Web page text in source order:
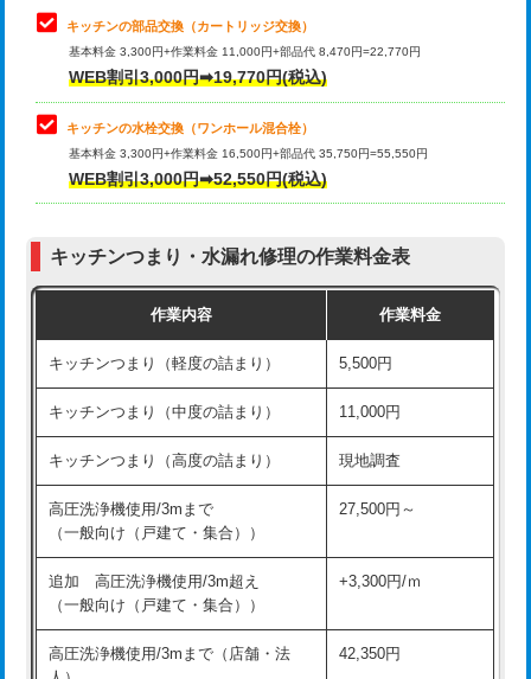
給水管工事※（塩ビ管（VP・HI）使
用/3ｍまで)
給水管工事※（塩ビ管（VP・HI）使
用（追加）/3ｍ超え)
給水管工事※（ライニング鋼管・銅
管・ポリ管・HT管使用/3ｍまで)
44,000円
管・ポリ管・HT管使用/3ｍ超え)
排水管工事（土の掘削・埋め戻し作
11,000円~
排水管工事（排水管工事/3ｍまで） 55,000円
排水管工事（追加 排水管工事/3ｍ超
+11,000円
マス交換（深さ50㎝未満）
マス交換（深さ50㎝以上） 66,000円
コンクリート斫り（厚さ10㎝まで）
理・調整・分解・加工など（中作業）
止水・漏水調査・防水処理・清掃・修
理・調整・分解・加工など（重作業）
33,000円
お風呂タンク脱着
その他部品の脱着
式・ワンホール）)
交換・取付(排水栓・排水トラップ
22,000円+材料費
持込商品取付（単水栓）
持込商品取付（混合水栓） 16,500円
キッチンの部品交換（カートリッジ交換）
基本料金 3,300円+作業料金 11,000円+部品代 8,470円=22,770円
WEB割引3,000円➡19,770円(税込)
キッチンの水栓交換（ワンホール混合栓）
基本料金 3,300円+作業料金 16,500円+部品代 35,750円=55,550円
WEB割引3,000円➡52,550円(税込)
キッチンつまり・水漏れ修理の作業料金表
作業内容 作業料金
キッチンつまり（軽度の詰まり） 5,500円
キッチンつまり（中度の詰まり） 11,000円
キッチンつまり（高度の詰まり） 現地調査
高圧洗浄機使用/3mまで
（一般向け（戸建て・集合））
27,500円～
追加 高圧洗浄機使用/3m超え
（一般向け（戸建て・集合））
+3,300円/ｍ
高圧洗浄機使用/3mまで（店舗・法
42,350円